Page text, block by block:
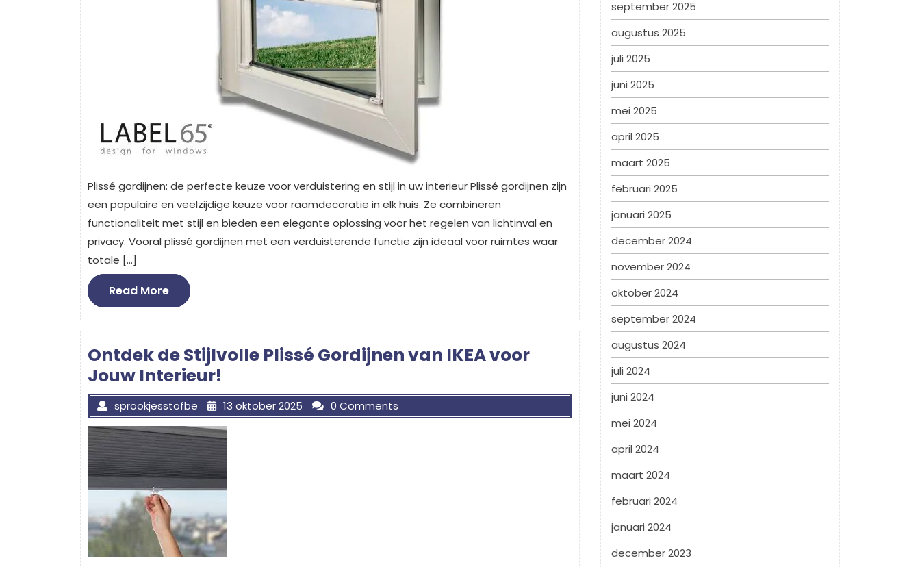
Plissé gordijnen: de perfecte keuze voor verduistering en stijl in uw interieur Plissé gordijnen zijn
een populaire en veelzijdige keuze voor raamdecoratie in elk huis. Ze combineren
functionaliteit met stijl en bieden een elegante oplossing voor het regelen van lichtinval en
privacy. Vooral plissé gordijnen met een verduisterende functie zijn ideaal voor ruimtes waar
totale […]
Read MoreRead
More
Ontdek de Stijlvolle Plissé Gordijnen van IKEA voor
Jouw Interieur!
sprookjesstofbe 13 oktober 2025 0 Comments
september 2025
augustus 2025
juli 2025
juni 2025
mei 2025
april 2025
maart 2025
februari 2025
januari 2025
december 2024
november 2024
oktober 2024
september 2024
augustus 2024
juli 2024
juni 2024
mei 2024
april 2024
maart 2024
februari 2024
januari 2024
december 2023